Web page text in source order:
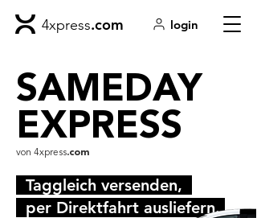
4xpress.com login
SAMEDAY
EXPRESS
von 4xpress.com
Taggleich versenden,
per Direktfahrt ausliefern.